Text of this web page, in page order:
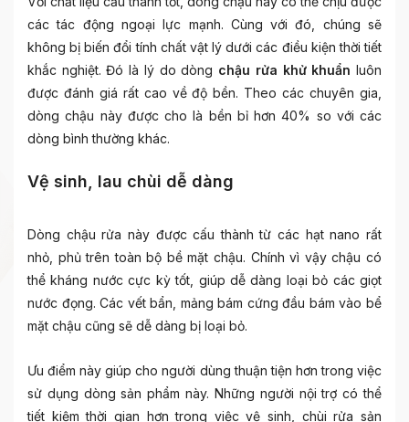
các tác động ngoại lực mạnh. Cùng với đó, chúng sẽ
không bị biến đổi tính chất vật lý dưới các điều kiện thời tiết
khắc nghiệt. Đó là lý do dòng chậu rửa khử khuẩn luôn
được đánh giá rất cao về độ bền. Theo các chuyên gia,
dòng chậu này được cho là bền bỉ hơn 40% so với các
dòng bình thường khác.
Vệ sinh, lau chùi dễ dàng
Dòng chậu rửa này được cấu thành từ các hạt nano rất
nhỏ, phủ trên toàn bộ bề mặt chậu. Chính vì vậy chậu có
thể kháng nước cực kỳ tốt, giúp dễ dàng loại bỏ các giọt
nước đọng. Các vết bẩn, mảng bám cứng đầu bám vào bể
mặt chậu cũng sẽ dễ dàng bị loại bỏ.
Ưu điểm này giúp cho người dùng thuận tiện hơn trong việc
sử dụng dòng sản phẩm này. Những người nội trợ có thể
tiết kiệm thời gian hơn trong việc vệ sinh, chùi rửa sản